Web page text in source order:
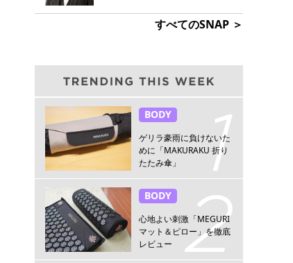
すべてのSNAP ＞
BODY
ゲリラ豪雨に負けないた
めに「MAKURAKU 折り
たたみ傘」
BODY
心地よい刺激「MEGURI
マット＆ピロー」を徹底
レビュー